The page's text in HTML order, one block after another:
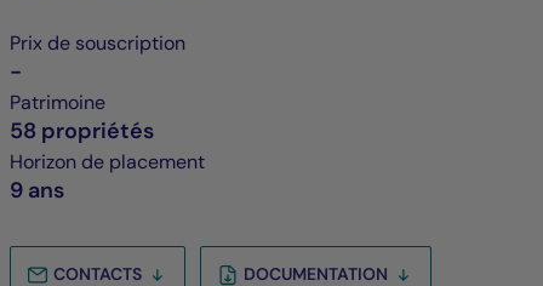
Prix de souscription
-
Patrimoine
58 propriétés
Horizon de placement
9 ans
CONTACTS DOCUMENTATION